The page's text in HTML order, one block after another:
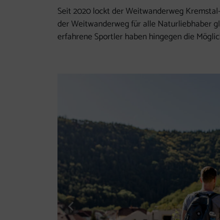
Seit 2020 lockt der Weitwanderweg
der Weitwanderweg für alle Naturliebhaber
erfahrene Sportler haben hingegen die
vorheriges Element